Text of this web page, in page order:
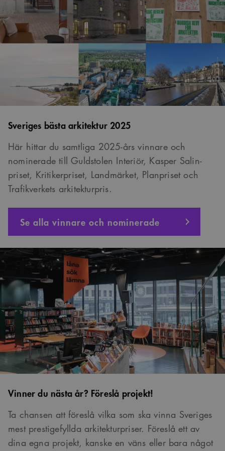
Sveriges bästa arkitektur 2025
Här hittar du samtliga 2025-års vinnare och
nominerade till Guldstolen Interiör, Kasper Salin-
priset, Kritikerpriset, Landmärket, Planpriset och
Trafikverkets arkitekturpris.
Se alla vinnare och nominerade
Vinner du nästa år? Föreslå projekt!
Ta chansen att föreslå vilka som ska vinna Sveriges
mest prestigefyllda arkitekturpriser. Föreslå ett av
dina egna projekt, kanske en väns eller bara något